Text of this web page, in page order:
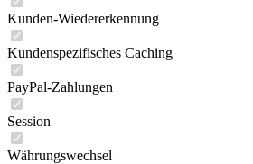
Kunden-Wiedererkennung
Kundenspezifisches Caching
PayPal-Zahlungen
Session
Währungswechsel